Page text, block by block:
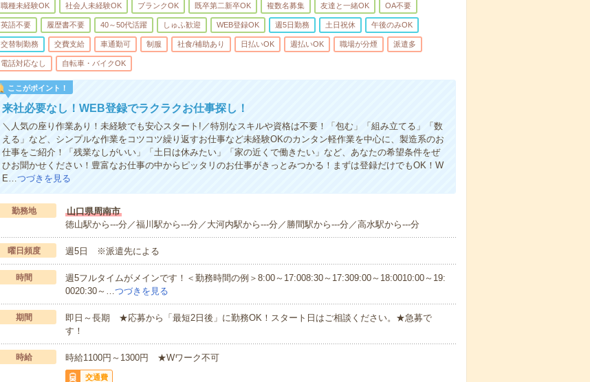
職種未経験OK 社会人未経験OK ブランクOK 既卒第二新卒OK 複数名募集 友達と一緒OK OA不要
英語不要 履歴書不要 40～50代活躍 しゅふ歓迎 WEB登録OK 週5日勤務 土日祝休 午後のみOK
交替制勤務 交費支給 車通勤可 制服 社食/補助あり 日払いOK 週払いOK 職場が分煙 派遣多
電話対応なし 自転車・バイクOK
ここがポイント！
来社必要なし！WEB登録でラクラクお仕事探し！
＼人気の座り作業あり！未経験でも安心スタート!／特別なスキルや資格は不要！「包む」「組み立てる」「数
える」など、シンプルな作業をコツコツ繰り返すお仕事など未経験OKのカンタン軽作業を中心に、製造系のお
仕事をご紹介！「残業なしがいい」「土日は休みたい」「家の近くで働きたい」など、あなたの希望条件をぜ
ひお聞かせください！豊富なお仕事の中からピッタリのお仕事がきっとみつかる！まずは登録だけでもOK！W
E… つづきを見る
勤務地
山口県周南市
徳山駅から---分／福川駅から---分／大河内駅から---分／勝間駅から---分／高水駅から---分
曜日頻度 週5日 ※派遣先による
時間
週5フルタイムがメインです！＜勤務時間の例＞8:00～17:008:30～17:309:00～18:0010:00～19:
0020:30～… つづきを見る
期間
即日～長期 ★応募から「最短2日後」に勤務OK！スタート日はご相談ください。★急募で
す！
時給 時給1100円～1300円 ★Wワーク不可
交通費